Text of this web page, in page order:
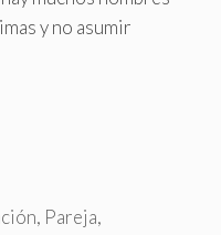
y no asumir
, Pareja,